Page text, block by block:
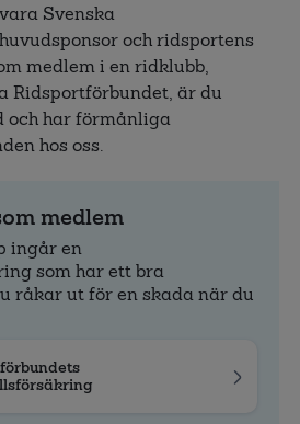
Svenska
och ridsportens
medlem i en ridklubb,
Ridsportförbundet, är du
har förmånliga
hos oss.
medlem
ingår en
som har ett bra
råkar ut för en skada när du